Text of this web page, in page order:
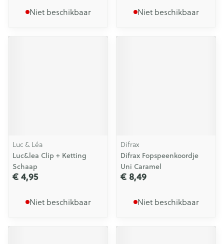
Niet beschikbaar Niet beschikbaar
Luc & Léa
Luc&lea Clip + Ketting
Schaap
€ 4,95
Niet beschikbaar
Difrax
Difrax Fopspeenkoordje
Uni Caramel
€ 8,49
Niet beschikbaar